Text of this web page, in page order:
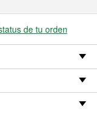
de tu orden